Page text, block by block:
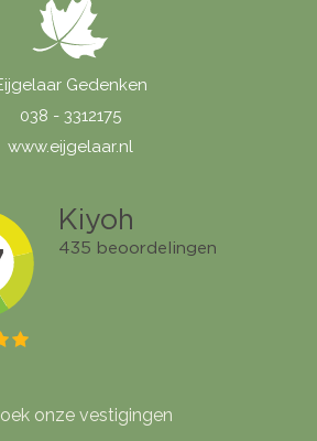
Gedenken
038 - 3312175
www.eijgelaar.nl
onze vestigingen